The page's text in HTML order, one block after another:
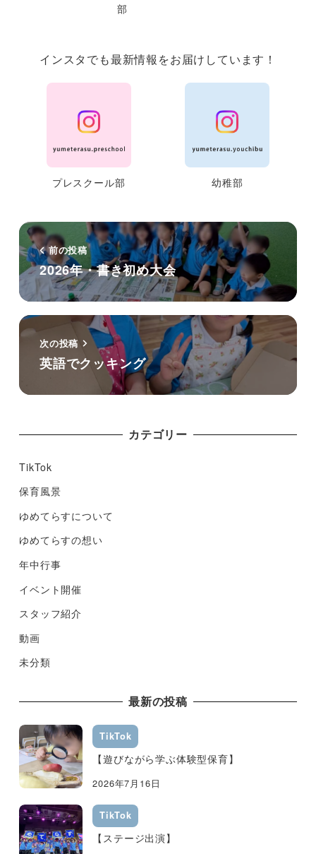
部
インスタでも最新情報をお届けしています！
プレスクール部 幼稚部
前の投稿
2026年・書き初め大会
次の投稿
英語でクッキング
カテゴリー
TikTok
保育風景
ゆめてらすについて
ゆめてらすの想い
年中行事
イベント開催
スタッフ紹介
動画
未分類
最新の投稿
TikTok
【遊びながら学ぶ体験型保育】
2026年7月16日
TikTok
【ステージ出演】